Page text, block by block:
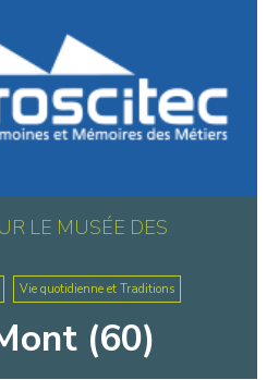
LE MUSÉE DES
Vie quotidienne et Traditions
(60)